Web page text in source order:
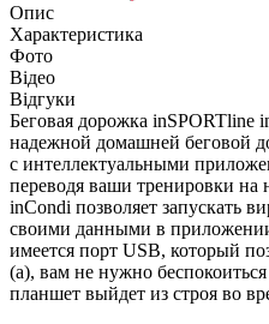
Опис
Характеристика
Фото
Відео
Відгуки
Беговая дорожка inSPORTline
надежной домашней беговой
с интеллектуальными
переводя ваши тренировки на
inCondi позволяет запускать
своими данными в
имеется порт USB, который
(а), вам не нужно
планшет выйдет из строя во